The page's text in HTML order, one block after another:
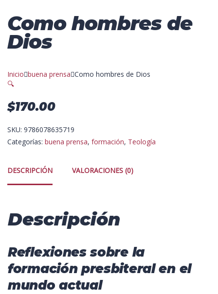
Como hombres de
Dios
Inicio buena prensa Como hombres de Dios
🔍
$170.00
SKU: 9786078635719
Categorías: buena prensa, formación, Teología
DESCRIPCIÓN VALORACIONES (0)
Descripción
Reflexiones sobre la
formación presbiteral en el
mundo actual